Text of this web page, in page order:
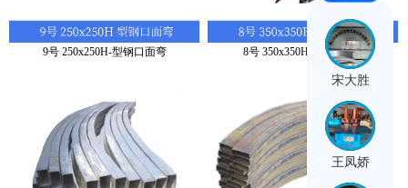
9号 250x250H-型钢口面弯 8号 350x350H型钢平面弯
宋大胜
王凤娇